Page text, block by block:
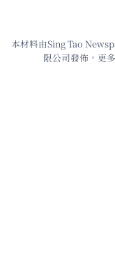
本材料由Sing Tao
限公司發佈，更